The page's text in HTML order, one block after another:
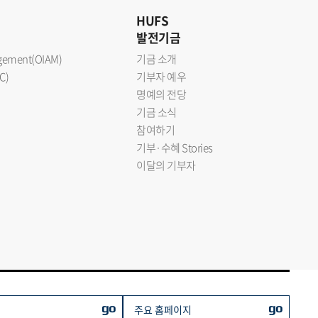
HUFS
발전기금
기금 소개
기부자 예우
명예의 전당
기금 소식
참여하기
기부·수혜 Stories
이달의 기부자
go 주요 홈페이지 go